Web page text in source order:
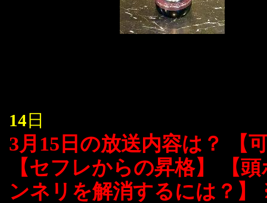
14 日
3月15日の放送内容は？ 【
【セフレからの昇格】 【
ンネリを解消するには？